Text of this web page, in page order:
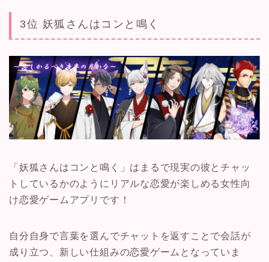
3位 妖狐さんはコンと鳴く
「妖狐さんはコンと鳴く」はまるで現実の彼とチャッ
トしているかのようにリアルな恋愛が楽しめる女性向
け恋愛ゲームアプリです！
自分自身で言葉を選んでチャットを返すことで会話が
成り立つ、新しい仕組みの恋愛ゲームとなっていま